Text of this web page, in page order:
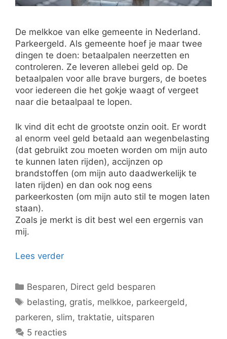
De melkkoe van elke gemeente in Nederland.
Parkeergeld. Als gemeente hoef je maar twee
dingen te doen: betaalpalen neerzetten en
controleren. Ze leveren allebei geld op. De
betaalpalen voor alle brave burgers, de boetes
voor iedereen die het gokje waagt of vergeet
naar die betaalpaal te lopen.
Ik vind dit echt de grootste onzin ooit. Er wordt
al enorm veel geld betaald aan wegenbelasting
(dat gebruikt zou moeten worden om mijn auto
te kunnen laten rijden), accijnzen op
brandstoffen (om mijn auto daadwerkelijk te
laten rijden) en dan ook nog eens
parkeerkosten (om mijn auto stil te mogen laten
staan).
Zoals je merkt is dit best wel een ergernis van
mij.
Lees verder
Categorieën
Besparen, Direct geld besparen
Tags
belasting, gratis, melkkoe, parkeergeld,
parkeren, slim, traktatie, uitsparen
5 reacties